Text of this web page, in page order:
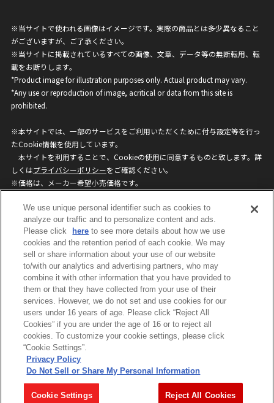
※当サイトで使われる画像はイメージです。実際の商品とは多少異なること
がございますが、ご了承ください。
※当サイトに掲載されているすべての画像、文章、データ等の無断転用、転
載をお断りします。
*Product image for illustration purposes only. Actual product may vary.
*Any use or reproduction of image, acritical or data from this site is
prohibited.
※本サイトでは、一部のサービスをご利用いただくために付与設定等を行っ
たCookie情報を使用しています。
本サイトを利用することで、Cookieの使用に同意するものと致します。詳
しくはプライバシーポリシーをご確認ください。
※価格は、メーカー希望小売価格です。
ざいますのでご了承ください。
privacypolicy
Do Not Sell or Share My
Personal Information
ウェブサイトご利用条件
ソーシャルメディアポリシー
個人情報保護方針
お問い合わせ
©BANDAI
コピーライト一覧を表示する
We use unique personal identifier such as cookies to
analyze our traffic and to personalize content and ads.
Please click
here to see more details about how we use
cookies and the retention period of each cookie. We may
sell or share information about your use of our website
to/with our analytics and advertising partners, who may
combine it with other information that you have provided to
them or that they have collected from your use of their
services. However, we do not set and use cookies for our
users under 16 years of age. Please click “Reject All
Cookies” if you are under the age of 16 or to reject all
cookies. To customize your cookie settings, please click
“Cookie Settings”.
Privacy Policy
Do Not Sell or Share My Personal Information
Cookie Settings Reject All Cookies